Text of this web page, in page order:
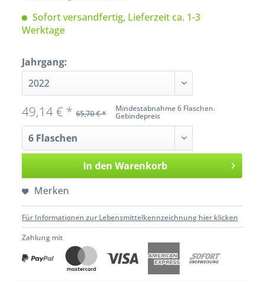
Sofort versandfertig, Lieferzeit ca. 1-3
Werktage
Jahrgang:
Mindestabnahme 6 Flaschen.
Gebindepreis
49,14 € * 65,70 € *
In den Warenkorb
Merken
Für Informationen zur Lebensmittelkennzeichnung hier klicken
Zahlung mit